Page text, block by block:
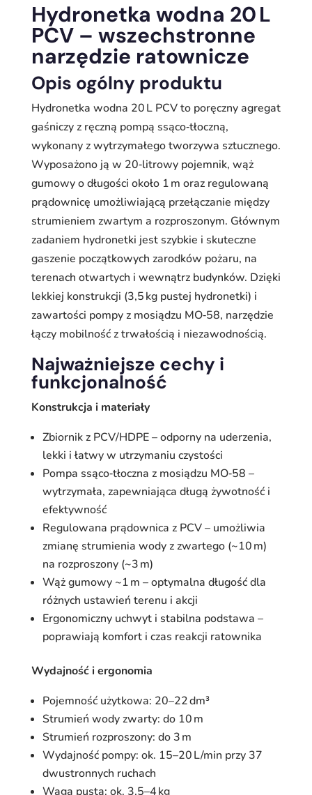
Hydronetka wodna 20 L
PCV – wszechstronne
narzędzie ratownicze
Opis ogólny produktu
Hydronetka wodna 20 L PCV to poręczny agregat
gaśniczy z ręczną pompą ssąco‑tłoczną,
wykonany z wytrzymałego tworzywa sztucznego.
Wyposażono ją w 20‑litrowy pojemnik, wąż
gumowy o długości około 1 m oraz regulowaną
prądownicę umożliwiającą przełączanie między
strumieniem zwartym a rozproszonym. Głównym
zadaniem hydronetki jest szybkie i skuteczne
gaszenie początkowych zarodków pożaru, na
terenach otwartych i wewnątrz budynków. Dzięki
lekkiej konstrukcji (3,5 kg pustej hydronetki) i
zawartości pompy z mosiądzu MO‑58, narzędzie
łączy mobilność z trwałością i niezawodnością.
Najważniejsze cechy i
funkcjonalność
Konstrukcja i materiały
Zbiornik z PCV/HDPE – odporny na uderzenia,
lekki i łatwy w utrzymaniu czystości
Pompa ssąco‑tłoczna z mosiądzu MO‑58 –
wytrzymała, zapewniająca długą żywotność i
efektywność
Regulowana prądownica z PCV – umożliwia
zmianę strumienia wody z zwartego (~10 m)
na rozproszony (~3 m)
Wąż gumowy ~1 m – optymalna długość dla
różnych ustawień terenu i akcji
Ergonomiczny uchwyt i stabilna podstawa –
poprawiają komfort i czas reakcji ratownika
Wydajność i ergonomia
Pojemność użytkowa: 20–22 dm³
Strumień wody zwarty: do 10 m
Strumień rozproszony: do 3 m
Wydajność pompy: ok. 15–20 L/min przy 37
dwustronnych ruchach
Waga pusta: ok. 3,5–4 kg